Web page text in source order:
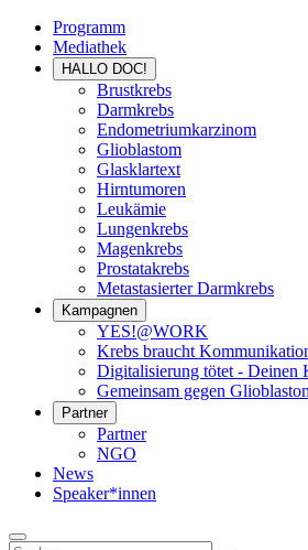
Programm
Mediathek
HALLO DOC!
Brustkrebs
Darmkrebs
Endometriumkarzinom
Glioblastom
Glasklartext
Hirntumoren
Leukämie
Lungenkrebs
Magenkrebs
Prostatakrebs
Metastasierter Darmkrebs
Kampagnen
YES!@WORK
Krebs braucht
Digitalisierung tötet - Deinen
Gemeinsam gegen
Partner
Partner
NGO
News
Speaker*innen